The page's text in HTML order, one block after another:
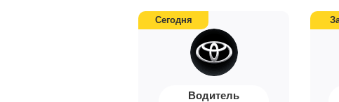
Сегодня
Водитель